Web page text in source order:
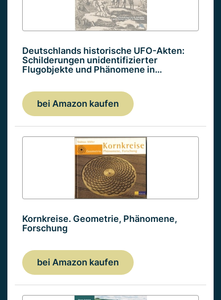
Deutschlands historische UFO-Akten:
Schilderungen unidentifizierter
Flugobjekte und Phänomene in…
bei Amazon kaufen
Kornkreise. Geometrie, Phänomene,
Forschung
bei Amazon kaufen